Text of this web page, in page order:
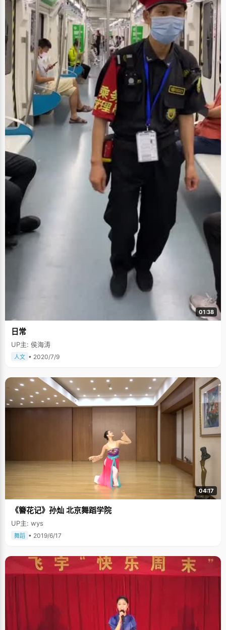
01:38
日常
UP主: 侯海涛
人文 • 2020/7/9
04:17
《簪花记》孙灿 北京舞蹈学院
UP主: wys
舞蹈 • 2019/6/17